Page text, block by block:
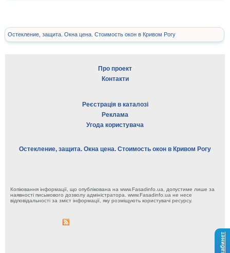
Остекление, защита. Окна цена. Стоимость окон в Кривом Рогу
Про проект
Контакти
Реєстрація в каталозі
Реклама
Угода користувача
Остекление, защита. Окна цена. Стоимость окон в Кривом Рогу
Копіювання інформації, що опублікована на www.Fasadinfo.ua, допустиме лише за
наявності письмового дозволу адміністратора. www.Fasadinfo.ua не несе
відповідальності за зміст інформації, яку розміщують користувачі ресурсу.